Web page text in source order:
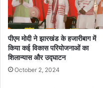
पीएम मोदी ने झारखंड के हजारीबाग में
किया कई विकास परियोजनाओं का
शिलान्यास और उद्घाटन
October 2, 2024